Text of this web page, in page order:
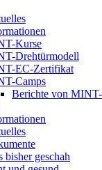
Kurse
Drehtürmodell
EC-Zertifikat
Camps
Berichte von
bisher geschah